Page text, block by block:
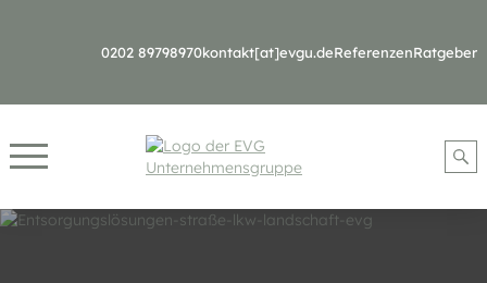
0202 89798970kontakt[at]evgu.deReferenzenRatgeber